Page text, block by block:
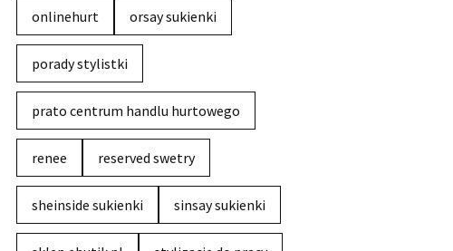
onlinehurt orsay sukienki
porady stylistki
prato centrum handlu hurtowego
renee reserved swetry
sheinside sukienki sinsay sukienki